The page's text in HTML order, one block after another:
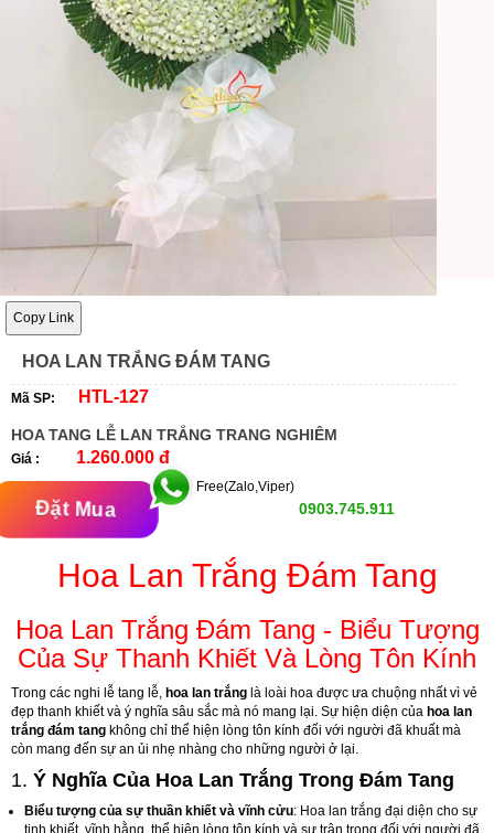
Copy Link
HOA LAN TRẮNG ĐÁM TANG
Mã SP: HTL-127
HOA TANG LỄ LAN TRẮNG TRANG NGHIÊM
Giá : 1.260.000 đ
Đặt Mua
Free(Zalo,Viper)
0903.745.911
Hoa Lan Trắng Đám Tang
Hoa Lan Trắng Đám Tang - Biểu Tượng
Của Sự Thanh Khiết Và Lòng Tôn Kính
Trong các nghi lễ tang lễ, hoa lan trắng là loài hoa được ưa chuộng nhất vì vẻ
đẹp thanh khiết và ý nghĩa sâu sắc mà nó mang lại. Sự hiện diện của hoa lan
trắng đám tang không chỉ thể hiện lòng tôn kính đối với người đã khuất mà
còn mang đến sự an ủi nhẹ nhàng cho những người ở lại.
1. Ý Nghĩa Của Hoa Lan Trắng Trong Đám Tang
Biểu tượng của sự thuần khiết và vĩnh cửu: Hoa lan trắng đại diện cho sự
tinh khiết, vĩnh hằng, thể hiện lòng tôn kính và sự trân trọng đối với người đã